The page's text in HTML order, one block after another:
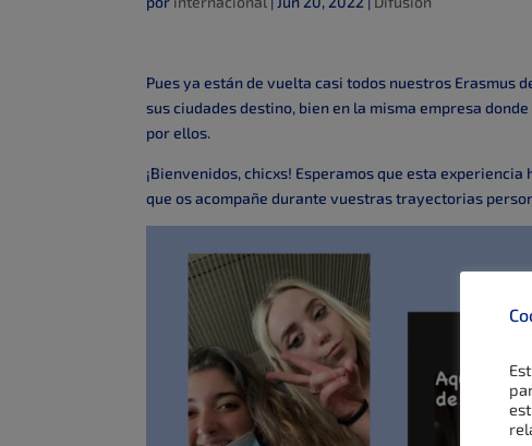
Pues ya están de vuelta casi todos nuestros Erasmus
sus ciudades destino, bien en la misma empresa
por ellos.
¡Bienvenidos, chicxs! Esperamos que esta
que os acompañe durante vuestras trayectorias